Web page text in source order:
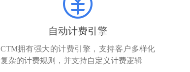
自动计费引擎
CTM拥有强大的计费引擎，支持客户多样化
复杂的计费规则，并支持自定义计费逻辑